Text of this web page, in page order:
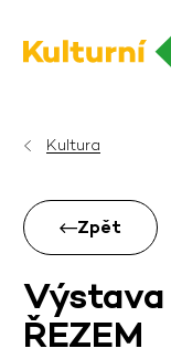
Kultura
Zpět
ŘEZEM